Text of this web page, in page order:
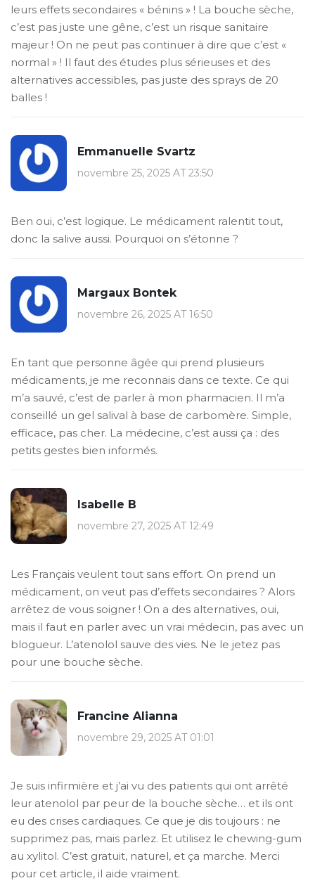
leurs effets secondaires « bénins » ! La bouche sèche,
c’est pas juste une gêne, c’est un risque sanitaire
majeur ! On ne peut pas continuer à dire que c’est «
normal » ! Il faut des études plus sérieuses et des
alternatives accessibles, pas juste des sprays de 20
balles !
Emmanuelle Svartz
novembre 25, 2025 AT 23:50
Ben oui, c’est logique. Le médicament ralentit tout,
donc la salive aussi. Pourquoi on s’étonne ?
Margaux Bontek
novembre 26, 2025 AT 16:50
En tant que personne âgée qui prend plusieurs
médicaments, je me reconnais dans ce texte. Ce qui
m’a sauvé, c’est de parler à mon pharmacien. Il m’a
conseillé un gel salival à base de carbomère. Simple,
efficace, pas cher. La médecine, c’est aussi ça : des
petits gestes bien informés.
Isabelle B
novembre 27, 2025 AT 12:49
Les Français veulent tout sans effort. On prend un
médicament, on veut pas d’effets secondaires ? Alors
arrêtez de vous soigner ! On a des alternatives, oui,
mais il faut en parler avec un vrai médecin, pas avec un
blogueur. L’atenolol sauve des vies. Ne le jetez pas
pour une bouche sèche.
Francine Alianna
novembre 29, 2025 AT 01:01
Je suis infirmière et j’ai vu des patients qui ont arrêté
leur atenolol par peur de la bouche sèche… et ils ont
eu des crises cardiaques. Ce que je dis toujours : ne
supprimez pas, mais parlez. Et utilisez le chewing-gum
au xylitol. C’est gratuit, naturel, et ça marche. Merci
pour cet article, il aide vraiment.